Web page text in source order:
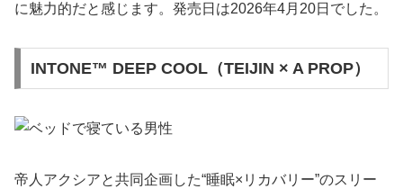
に魅力的だと感じます。発売日は2026年4月20日でした。
INTONE™ DEEP COOL（TEIJIN × A PROP）
帝人アクシアと共同企画した“睡眠×リカバリー”のスリー